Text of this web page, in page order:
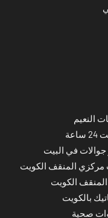
النعيم
في البيت
المنقف الكويت
الكويت
بالكويت
صحية